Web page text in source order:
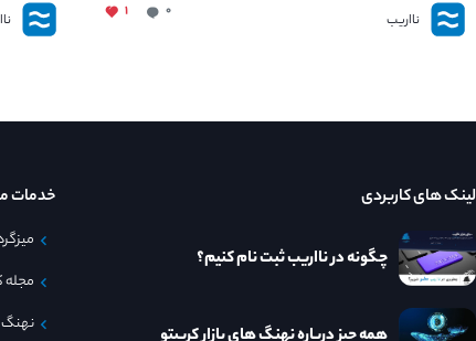
نااریب ۰ ۱
لینک های کاربردی
چگونه در نااریب ثبت نام کنیم؟
خدمات
مجله
نهنگ